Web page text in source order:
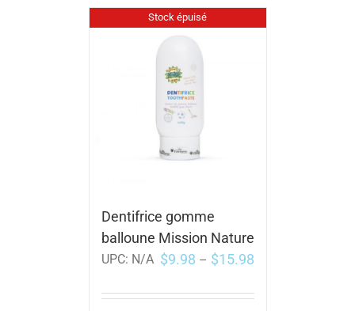
Stock épuisé
Dentifrice gomme
balloune Mission Nature
UPC: N/A $9.98 – $15.98